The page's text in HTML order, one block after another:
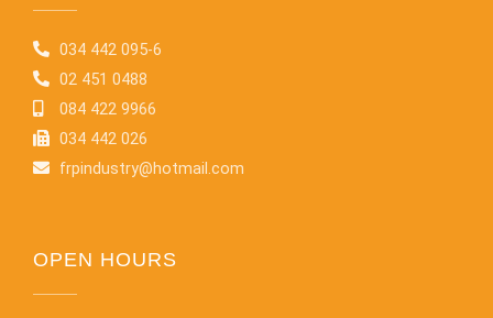
034 442 095-6
02 451 0488
084 422 9966
034 442 026
frpindustry@hotmail.com
OPEN HOURS